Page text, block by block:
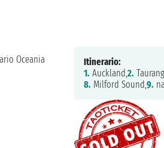
Itinerario:
1. Auckland,2.
8. Milford Sound,9.